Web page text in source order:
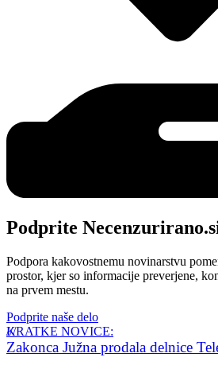
Podprite
Podpora kakovostnemu novinarstvu
prostor, kjer so informacije preverjene,
na prvem mestu.
Podprite naše delo
KRATKE NOVICE:
Zakonca Južna prodala delnice